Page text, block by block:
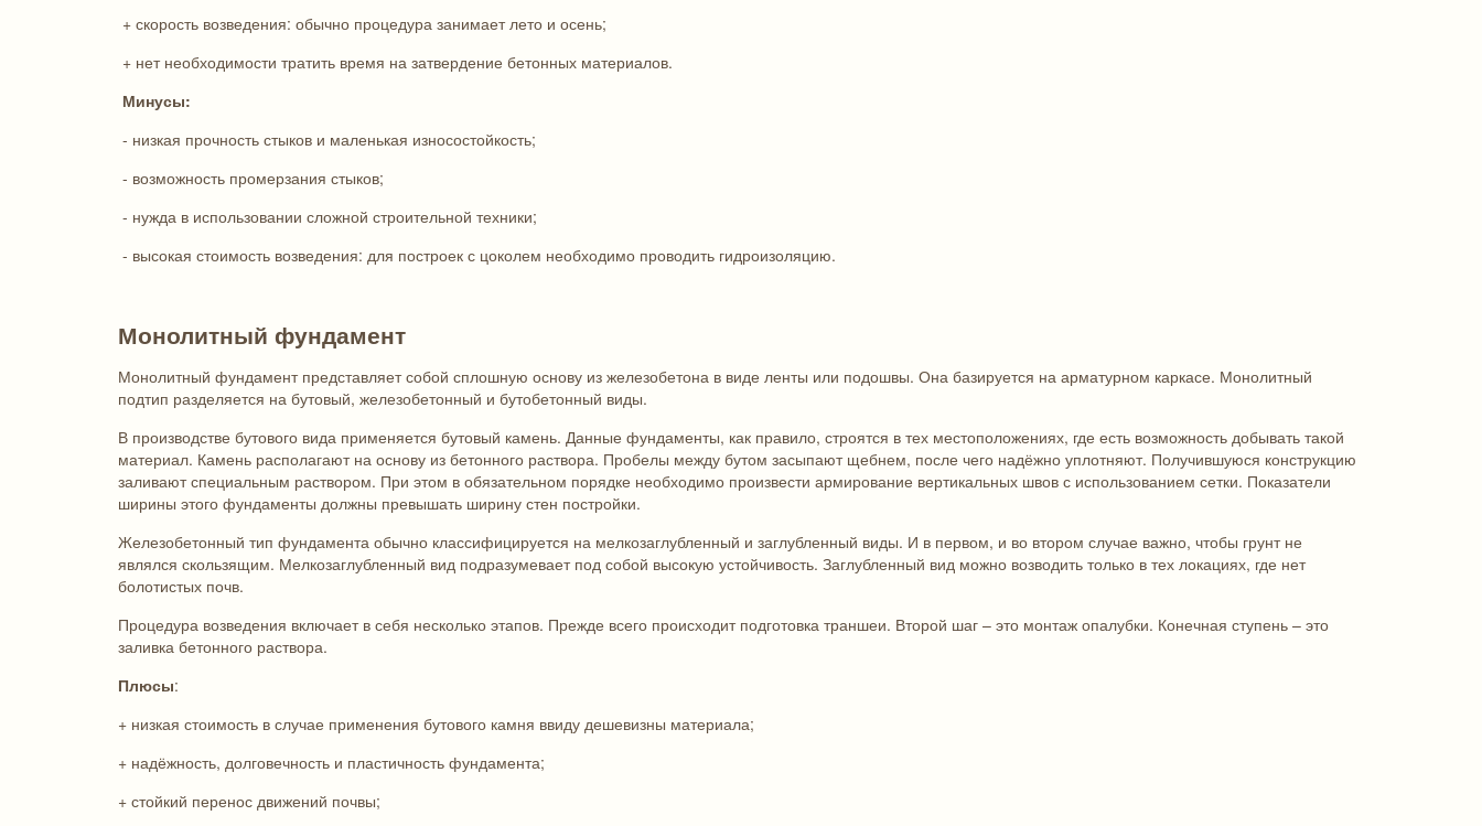
+ скорость возведения: обычно процедура занимает лето и осень;
+ нет необходимости тратить время на затвердение бетонных материалов.
Минусы:
- низкая прочность стыков и маленькая износостойкость;
- возможность промерзания стыков;
- нужда в использовании сложной строительной техники;
- высокая стоимость возведения: для построек с цоколем необходимо проводить гидроизоляцию.
Монолитный фундамент
Монолитный фундамент представляет собой сплошную основу из железобетона в виде ленты или подошвы. Она базируется на арматурном каркасе. Монолитный
подтип разделяется на бутовый, железобетонный и бутобетонный виды.
В производстве бутового вида применяется бутовый камень. Данные фундаменты, как правило, строятся в тех местоположениях, где есть возможность добывать такой
материал. Камень располагают на основу из бетонного раствора. Пробелы между бутом засыпают щебнем, после чего надёжно уплотняют. Получившуюся конструкцию
заливают специальным раствором. При этом в обязательном порядке необходимо произвести армирование вертикальных швов с использованием сетки. Показатели
ширины этого фундаменты должны превышать ширину стен постройки.
Железобетонный тип фундамента обычно классифицируется на мелкозаглубленный и заглубленный виды. И в первом, и во втором случае важно, чтобы грунт не
являлся скользящим. Мелкозаглубленный вид подразумевает под собой высокую устойчивость. Заглубленный вид можно возводить только в тех локациях, где нет
болотистых почв.
Процедура возведения включает в себя несколько этапов. Прежде всего происходит подготовка траншеи. Второй шаг – это монтаж опалубки. Конечная ступень – это
заливка бетонного раствора.
Плюсы:
+ низкая стоимость в случае применения бутового камня ввиду дешевизны материала;
+ надёжность, долговечность и пластичность фундамента;
+ стойкий перенос движений почвы;